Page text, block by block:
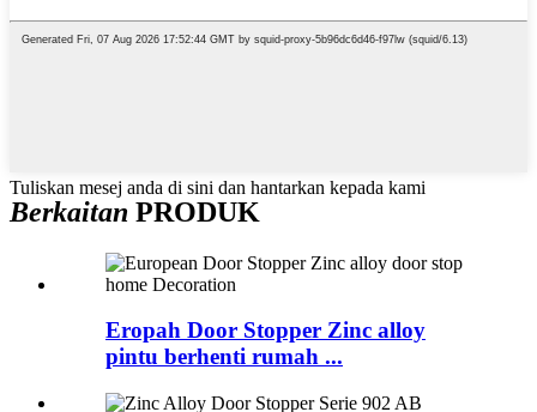
Tuliskan mesej anda di sini dan hantarkan kepada kami
Berkaitan PRODUK
Eropah Door Stopper Zinc alloy
pintu berhenti rumah ...